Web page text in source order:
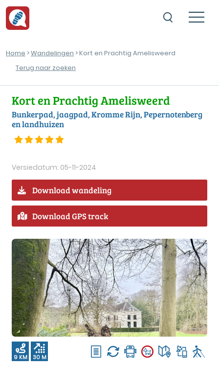
Home >Wandelingen > Kort en Prachtig Amelisweerd
Terug naar zoeken
Kort en Prachtig Amelisweerd
Bunkerpad, jaagpad, Kromme Rijn, Pepernotenberg
en landhuizen
Versiedatum: 05-11-2024
Download wandeling
Download GPS track
9 KM 30 M